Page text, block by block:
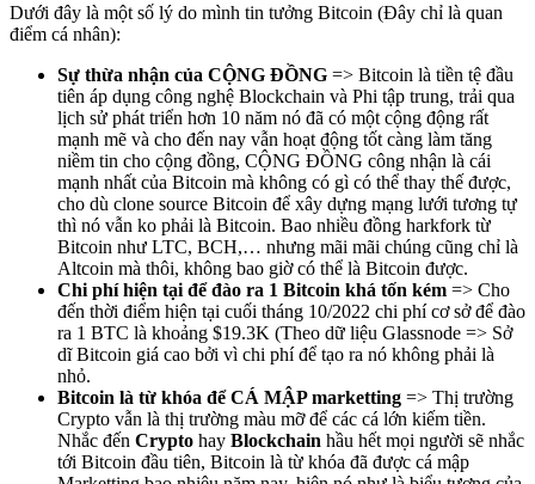
Dưới đây là một số lý do mình tin tưởng Bitcoin (Đây chỉ là quan
điểm cá nhân):
Sự thừa nhận của CỘNG ĐỒNG => Bitcoin là tiền tệ đầu
tiên áp dụng công nghệ Blockchain và Phi tập trung, trải qua
lịch sử phát triển hơn 10 năm nó đã có một cộng động rất
mạnh mẽ và cho đến nay vẫn hoạt động tốt càng làm tăng
niềm tin cho cộng đồng, CỘNG ĐỒNG công nhận là cái
mạnh nhất của Bitcoin mà không có gì có thể thay thế được,
cho dù clone source Bitcoin để xây dựng mạng lưới tương tự
thì nó vẫn ko phải là Bitcoin. Bao nhiều đồng harkfork từ
Bitcoin như LTC, BCH,… nhưng mãi mãi chúng cũng chỉ là
Altcoin mà thôi, không bao giờ có thể là Bitcoin được.
Chi phí hiện tại để đào ra 1 Bitcoin khá tốn kém => Cho
đến thời điểm hiện tại cuối tháng 10/2022 chi phí cơ sở để đào
ra 1 BTC là khoảng $19.3K (Theo dữ liệu Glassnode => Sở
dĩ Bitcoin giá cao bởi vì chi phí để tạo ra nó không phải là
nhỏ.
Bitcoin là từ khóa để CÁ MẬP marketting => Thị trường
Crypto vẫn là thị trường màu mỡ để các cá lớn kiếm tiền.
Nhắc đến Crypto hay Blockchain hầu hết mọi người sẽ nhắc
tới Bitcoin đầu tiên, Bitcoin là từ khóa đã được cá mập